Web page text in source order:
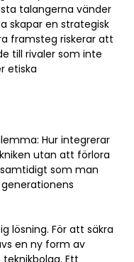
talangerna vänder
skapar en strategisk
framsteg riskerar att
till rivaler som inte
etiska
Hur integrerar
utan att förlora
som man
lösning. För att säkra
en ny form av
Ett